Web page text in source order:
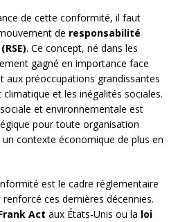
de cette conformité, il faut
de responsabilité
. Ce concept, né dans les
gagné en importance face
aux préoccupations grandissantes
et les inégalités sociales.
et environnementale est
pour toute organisation
contexte économique de plus en
est le cadre réglementaire
ces dernières décennies.
Act aux États-Unis ou la loi